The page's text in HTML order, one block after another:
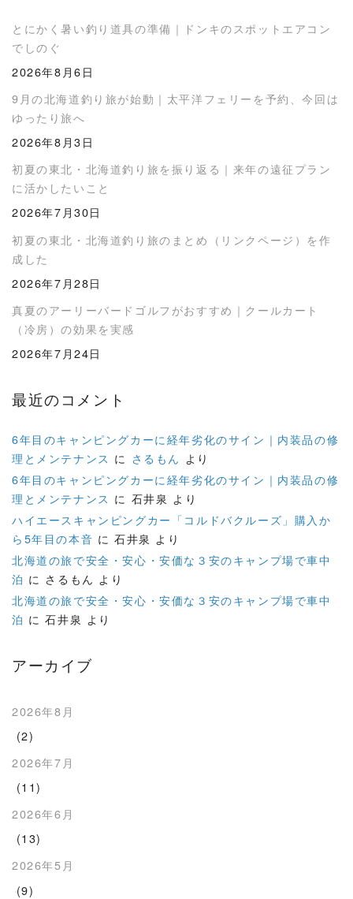
とにかく暑い釣り道具の準備｜ドンキのスポットエアコン
でしのぐ
2026年8月6日
9月の北海道釣り旅が始動｜太平洋フェリーを予約、今回は
ゆったり旅へ
2026年8月3日
初夏の東北・北海道釣り旅を振り返る｜来年の遠征プラン
に活かしたいこと
2026年7月30日
初夏の東北・北海道釣り旅のまとめ（リンクページ）を作
成した
2026年7月28日
真夏のアーリーバードゴルフがおすすめ｜クールカート
（冷房）の効果を実感
2026年7月24日
最近のコメント
6年目のキャンピングカーに経年劣化のサイン｜内装品の修
理とメンテナンス に さるもん より
6年目のキャンピングカーに経年劣化のサイン｜内装品の修
理とメンテナンス に 石井泉 より
ハイエースキャンピングカー「コルドバクルーズ」購入か
ら5年目の本音 に石井泉 より
北海道の旅で安全・安心・安価な３安のキャンプ場で車中
泊 に さるもん より
北海道の旅で安全・安心・安価な３安のキャンプ場で車中
泊 に石井泉 より
アーカイブ
2026年8月
(2)
2026年7月
(11)
2026年6月
(13)
2026年5月
(9)